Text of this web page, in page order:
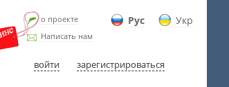
Рус Укр
о проекте
Написать нам
войти зарегистрироваться